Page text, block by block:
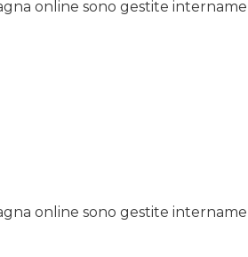
online sono gestite
online sono gestite